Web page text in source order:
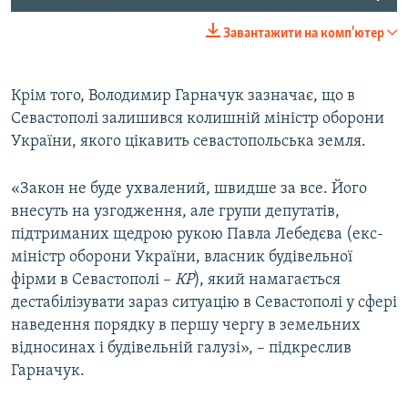
Завантажити на комп'ютер
Крім того, Володимир Гарначук зазначає, що в
Севастополі залишився колишній міністр оборони
України, якого цікавить севастопольська земля.
«Закон не буде ухвалений, швидше за все. Його
внесуть на узгодження, але групи депутатів,
підтриманих щедрою рукою Павла Лебедєва (екс-
міністр оборони України, власник будівельної
фірми в Севастополі – КР), який намагається
дестабілізувати зараз ситуацію в Севастополі у сфері
наведення порядку в першу чергу в земельних
відносинах і будівельній галузі», – підкреслив
Гарначук.